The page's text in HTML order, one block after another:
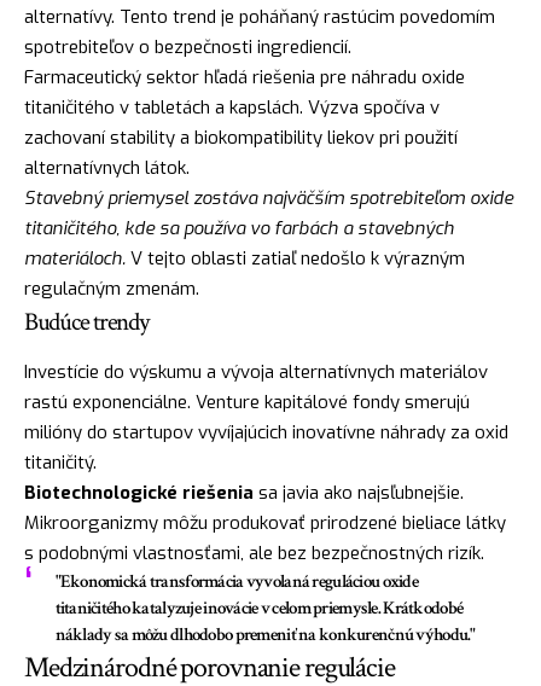
alternatívy. Tento trend je poháňaný rastúcim povedomím
spotrebiteľov o bezpečnosti ingrediencií.
Farmaceutický sektor hľadá riešenia pre náhradu oxide
titaničitého v tabletách a kapslách. Výzva spočíva v
zachovaní stability a biokompatibility liekov pri použití
alternatívnych látok.
Stavebný priemysel zostáva najväčším spotrebiteľom oxide
titaničitého, kde sa používa vo farbách a stavebných
materiáloch. V tejto oblasti zatiaľ nedošlo k výrazným
regulačným zmenám.
Budúce trendy
Investície do výskumu a vývoja alternatívnych materiálov
rastú exponenciálne. Venture kapitálové fondy smerujú
milióny do startupov vyvíjajúcich inovatívne náhrady za oxid
titaničitý.
Biotechnologické riešenia sa javia ako najsľubnejšie.
Mikroorganizmy môžu produkovať prirodzené bieliace látky
s podobnými vlastnosťami, ale bez bezpečnostných rizík.
"Ekonomická transformácia vyvolaná reguláciou oxide
titaničitého katalyzuje inovácie v celom priemysle. Krátkodobé
náklady sa môžu dlhodobo premeniť na konkurenčnú výhodu."
Medzinárodné porovnanie regulácie